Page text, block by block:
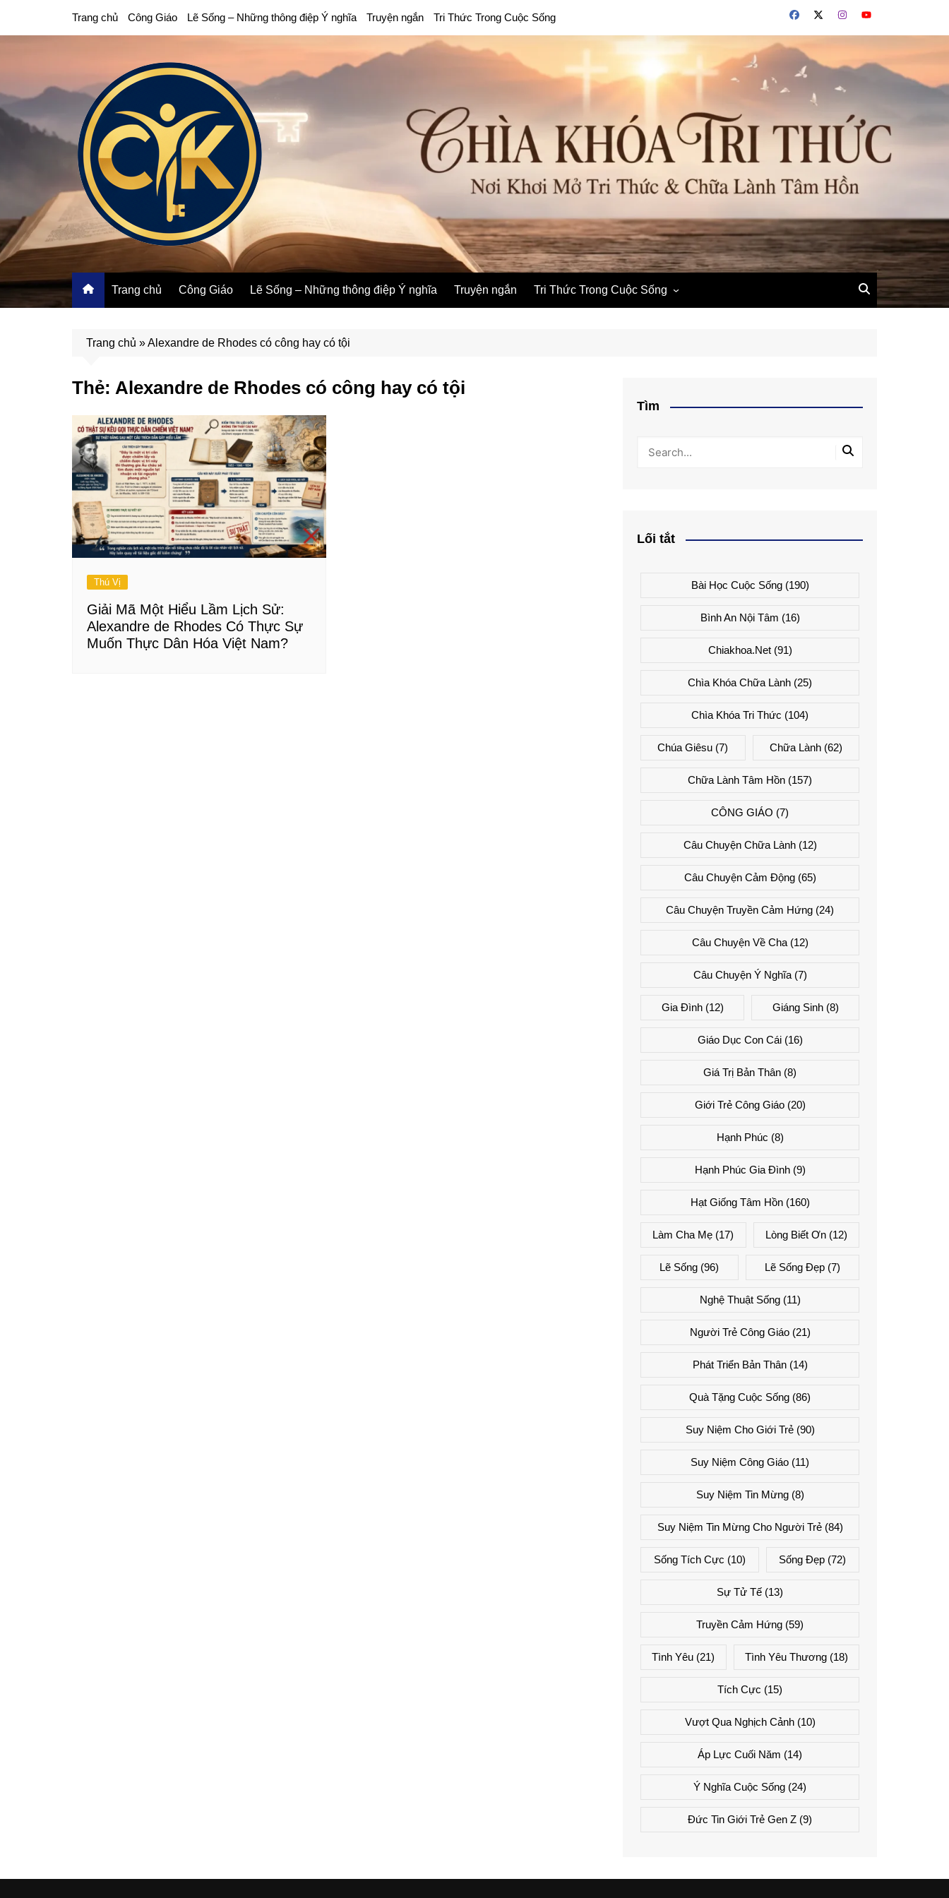
Trang chủ Công Giáo Lẽ Sống – Những thông điệp Ý nghĩa Truyện ngắn Tri Thức Trong Cuộc Sống
Trang chủ Công Giáo Lẽ Sống – Những thông điệp Ý nghĩa Truyện ngắn Tri Thức Trong Cuộc Sống
Trang chủ »Alexandre de Rhodes có công hay có tội
Thẻ: Alexandre de Rhodes có công hay có tội
Thú Vị
Giải Mã Một Hiểu Lầm Lịch Sử:
Alexandre de Rhodes Có Thực Sự
Muốn Thực Dân Hóa Việt Nam?
Tìm
Lối tắt
Bài Học Cuộc Sống(190)
Bình An Nội Tâm (16)
Chiakhoa.net(91)
Chìa Khóa Chữa Lành (25)
Chìa Khóa Tri Thức (104)
Chúa Giêsu (7) Chữa Lành(62)
Chữa Lành Tâm Hồn (157)
CÔNG GIÁO (7)
Câu Chuyện Chữa Lành(12)
Câu Chuyện Cảm Động(65)
Câu Chuyện Truyền Cảm Hứng (24)
Câu Chuyện Về Cha(12)
Câu Chuyện Ý Nghĩa(7)
Gia Đình(12) Giáng Sinh(8)
Giáo Dục Con Cái(16)
Giá Trị Bản Thân (8)
Giới Trẻ Công Giáo(20)
Hạnh Phúc (8)
Hạnh Phúc Gia Đình(9)
Hạt Giống Tâm Hồn(160)
Làm Cha Mẹ (17) Lòng Biết Ơn(12)
Lẽ Sống (96) Lẽ Sống Đẹp(7)
Nghệ Thuật Sống(11)
Người Trẻ Công Giáo(21)
Phát Triển Bản Thân(14)
Quà Tặng Cuộc Sống (86)
Suy Niệm Cho Giới Trẻ(90)
Suy Niệm Công Giáo (11)
Suy Niệm Tin Mừng(8)
Suy Niệm Tin Mừng Cho Người Trẻ(84)
Sống Tích Cực (10) Sống Đẹp (72)
Sự Tử Tế (13)
Truyền Cảm Hứng (59)
Tình Yêu (21) Tình Yêu Thương(18)
Tích Cực (15)
Vượt Qua Nghịch Cảnh(10)
Áp Lực Cuối Năm (14)
Ý Nghĩa Cuộc Sống (24)
Đức Tin Giới Trẻ Gen Z (9)